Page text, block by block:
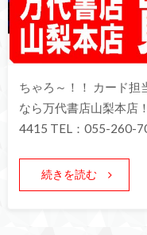
ちゃろ～！！ カード
なら万代書店山梨本店
4415 TEL：055-260-
続きを読む